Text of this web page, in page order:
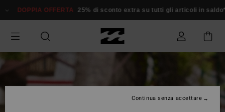
alle
prodotto
DOPPIA OFFERTA 25% di sconto extra su tutti gli articoli in saldo*
Continua senza accettare